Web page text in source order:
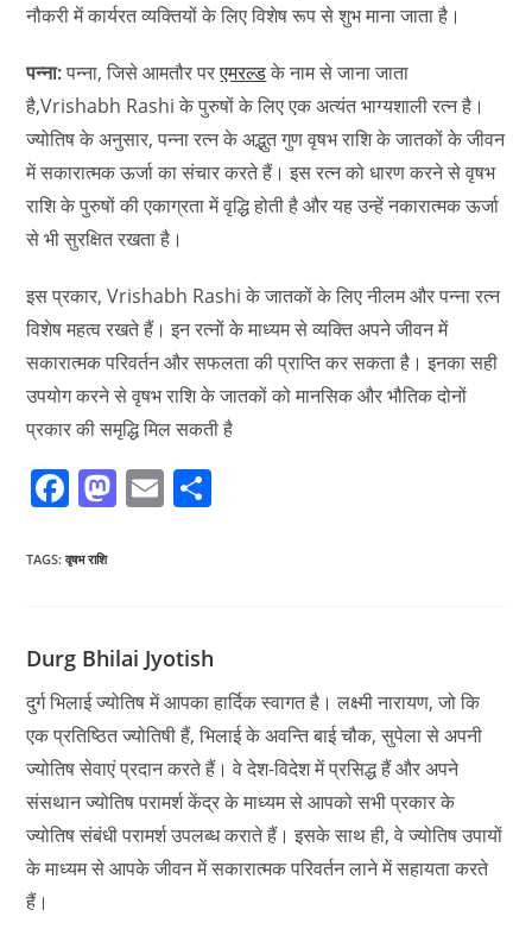
नौकरी में कार्यरत व्यक्तियों के लिए विशेष रूप से शुभ माना जाता है।
पन्ना:पन्ना, जिसे आमतौर परएमरल्डके नाम से जाना जाता
है,Vrishabh Rashi के पुरुषों के लिए एक अत्यंत भाग्यशाली रत्न है।
ज्योतिष के अनुसार, पन्ना रत्न के अद्भुत गुण वृषभ राशि के जातकों के जीवन
में सकारात्मक ऊर्जा का संचार करते हैं। इस रत्न को धारण करने से वृषभ
राशि के पुरुषों की एकाग्रता में वृद्धि होती है और यह उन्हें नकारात्मक ऊर्जा
से भी सुरक्षित रखता है।
इस प्रकार, Vrishabh Rashi के जातकों के लिए नीलम और पन्ना रत्न
विशेष महत्व रखते हैं। इन रत्नों के माध्यम से व्यक्ति अपने जीवन में
सकारात्मक परिवर्तन और सफलता की प्राप्ति कर सकता है। इनका सही
उपयोग करने से वृषभ राशि के जातकों को मानसिक और भौतिक दोनों
प्रकार की समृद्धि मिल सकती है
F
c
b
o
o
k
M
d
o
n
E
TAGS:वृषभ राशि
Durg Bhilai Jyotish
दुर्ग भिलाई ज्योतिष में आपका हार्दिक स्वागत है। लक्ष्मी नारायण, जो कि
एक प्रतिष्ठित ज्योतिषी हैं, भिलाई के अवन्ति बाई चौक, सुपेला से अपनी
ज्योतिष सेवाएं प्रदान करते हैं। वे देश-विदेश में प्रसिद्ध हैं और अपने
संसथान ज्योतिष परामर्श केंद्र के माध्यम से आपको सभी प्रकार के
ज्योतिष संबंधी परामर्श उपलब्ध कराते हैं। इसके साथ ही, वे ज्योतिष उपायों
के माध्यम से आपके जीवन में सकारात्मक परिवर्तन लाने में सहायता करते
हैं।